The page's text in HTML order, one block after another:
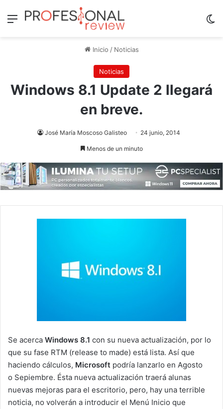
Menú
Inicio / Noticias
Noticias
Windows 8.1 Update 2 llegará
en breve.
José María Moscoso Galisteo 24 junio, 2014
Menos de un minuto
Se acerca Windows 8.1 con su nueva actualización, por lo
que su fase RTM (release to made) está lista. Así que
haciendo cálculos, Microsoft podría lanzarlo en Agosto
o Sepiembre. Ésta nueva actualización traerá alunas
nuevas mejoras para el escritorio, pero, hay una terrible
noticia, no volverán a introducir el Menú Inicio que